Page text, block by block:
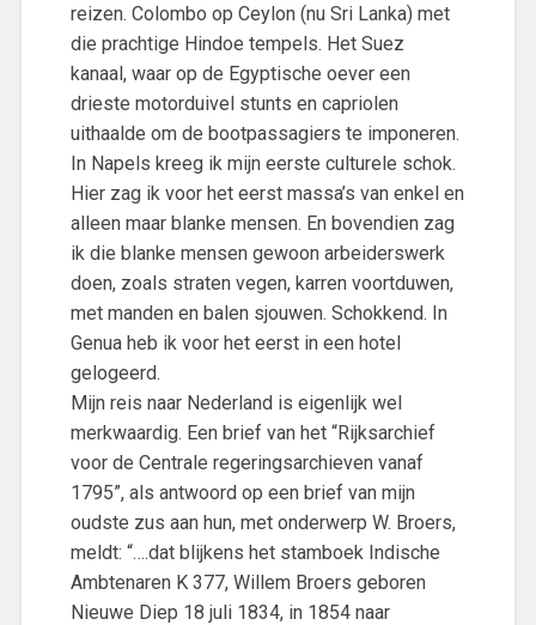
reizen. Colombo op Ceylon (nu Sri Lanka) met
die prachtige Hindoe tempels. Het Suez
kanaal, waar op de Egyptische oever een
drieste motorduivel stunts en capriolen
uithaalde om de bootpassagiers te imponeren.
In Napels kreeg ik mijn eerste culturele schok.
Hier zag ik voor het eerst massa’s van enkel en
alleen maar blanke mensen. En bovendien zag
ik die blanke mensen gewoon arbeiderswerk
doen, zoals straten vegen, karren voortduwen,
met manden en balen sjouwen. Schokkend. In
Genua heb ik voor het eerst in een hotel
gelogeerd.
Mijn reis naar Nederland is eigenlijk wel
merkwaardig. Een brief van het “Rijksarchief
voor de Centrale regeringsarchieven vanaf
1795”, als antwoord op een brief van mijn
oudste zus aan hun, met onderwerp W. Broers,
meldt: “….dat blijkens het stamboek Indische
Ambtenaren K 377, Willem Broers geboren
Nieuwe Diep 18 juli 1834, in 1854 naar